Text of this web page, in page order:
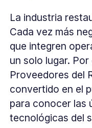
La industria
Cada vez más
que integren
un solo lugar.
Proveedores del
convertido en el
para conocer las
tecnológicas del